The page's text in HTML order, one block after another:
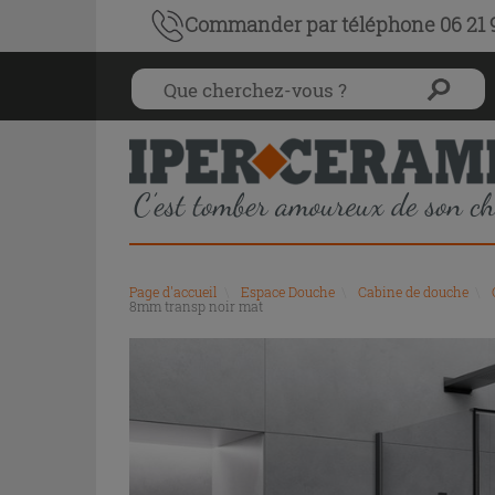
Commander par téléphone 06 21
Page d'accueil Espace Douche Cabine de douche
8mm transp noir mat